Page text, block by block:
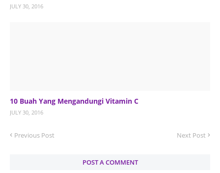
JULY 30, 2016
10 Buah Yang Mengandungi Vitamin C
JULY 30, 2016
Previous Post Next Post
POST A COMMENT